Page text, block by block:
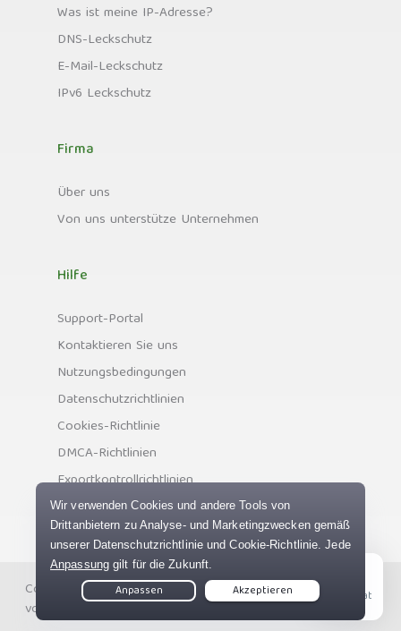
Was ist meine IP-Adresse?
DNS-Leckschutz
E-Mail-Leckschutz
IPv6 Leckschutz
Firma
Über uns
Von uns unterstütze Unternehmen
Hilfe
Support-Portal
Kontaktieren Sie uns
Nutzungsbedingungen
Datenschutzrichtlinien
Cookies-Richtlinie
DMCA-Richtlinien
Exportkontrollrichtlinien
Copyright © Private Internet Access, Inc. Alle Rechte
vorbehalten.
Live Chat